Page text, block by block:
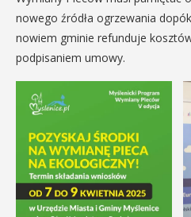
nowego źródła ogrzewania
nowiem gminie refunduje
podpisaniem umowy.